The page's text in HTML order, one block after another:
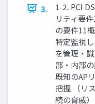
3.
1-2. PCI
リティ要
の要件11
特定監視
を管理・
部・内部
既知のAP
把握 （リ
続の脅威